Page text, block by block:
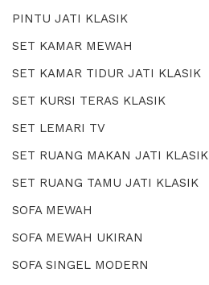
PINTU JATI KLASIK
SET KAMAR MEWAH
SET KAMAR TIDUR JATI KLASIK
SET KURSI TERAS KLASIK
SET LEMARI TV
SET RUANG MAKAN JATI KLASIK
SET RUANG TAMU JATI KLASIK
SOFA MEWAH
SOFA MEWAH UKIRAN
SOFA SINGEL MODERN